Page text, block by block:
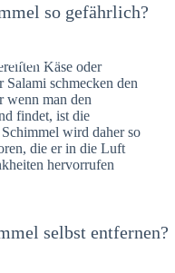
–
so gefährlich?
Käse oder
Salami schmecken den
wenn man den
findet, ist die
wird daher so
die er in die Luft
hervorrufen
selbst entfernen?